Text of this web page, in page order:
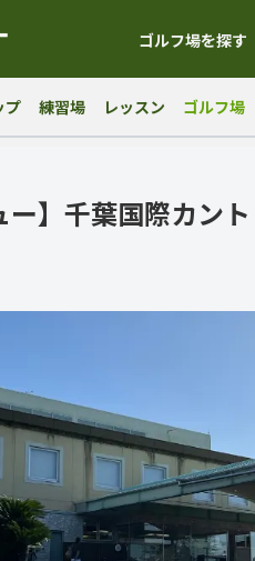
ゴルフ場を探す
プ 練習場 レッスン ゴルフ場
ー】千葉国際カン